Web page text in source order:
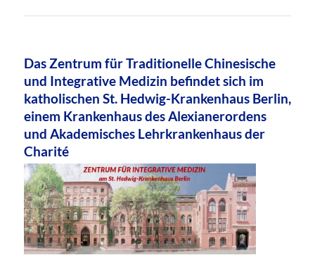
Das Zentrum für Traditionelle Chinesische
und Integrative Medizin befindet sich im
katholischen St. Hedwig-Krankenhaus Berlin,
einem Krankenhaus des Alexianerordens
und Akademisches Lehrkrankenhaus der
Charité